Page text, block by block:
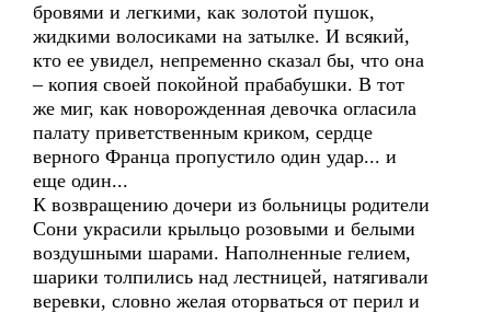
бровями и легкими, как золотой пушок,
жидкими волосиками на затылке. И всякий,
кто ее увидел, непременно сказал бы, что она
– копия своей покойной прабабушки. В тот
же миг, как новорожденная девочка огласила
палату приветственным криком, сердце
верного Франца пропустило один удар... и
еще один...
К возвращению дочери из больницы родители
Сони украсили крыльцо розовыми и белыми
воздушными шарами. Наполненные гелием,
шарики толпились над лестницей, натягивали
веревки, словно желая оторваться от перил и